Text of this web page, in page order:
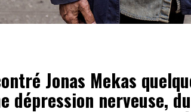
Jonas Mekas
dépression nerveuse,